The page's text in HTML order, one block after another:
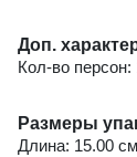
Доп.
Кол-во персон:
Размеры
Длина: 15.00